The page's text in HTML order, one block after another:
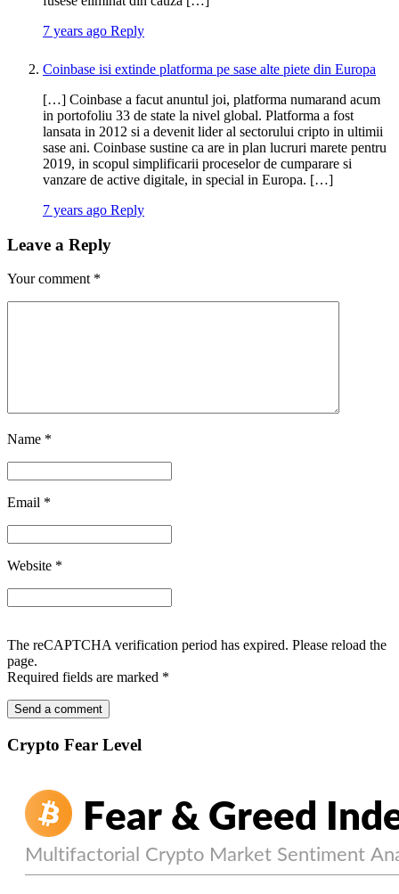
7 years ago Reply
Coinbase isi extinde platforma pe sase alte piete din Europa
[…] Coinbase a facut anuntul joi, platforma numarand acum
in portofoliu 33 de state la nivel global. Platforma a fost
lansata in 2012 si a devenit lider al sectorului cripto in ultimii
sase ani. Coinbase sustine ca are in plan lucruri marete pentru
2019, in scopul simplificarii proceselor de cumparare si
vanzare de active digitale, in special in Europa. […]
7 years ago Reply
Leave a Reply
Your comment *
Name *
Email *
Website *
The reCAPTCHA verification period has expired. Please reload the
page.
Required fields are marked *
Crypto Fear Level